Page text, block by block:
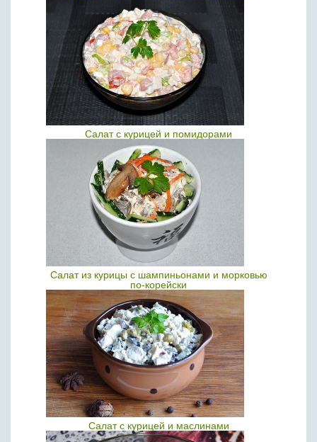
Салат с курицей и помидорами
Салат из курицы с шампиньонами и морковью
по-корейски
Салат с курицей и маслинами